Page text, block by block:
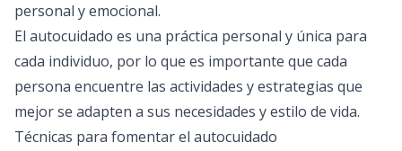
personal y emocional.
El autocuidado es una práctica personal y única para
cada individuo, por lo que es importante que cada
persona encuentre las actividades y estrategias que
mejor se adapten a sus necesidades y estilo de vida.
Técnicas para fomentar el autocuidado